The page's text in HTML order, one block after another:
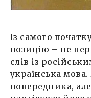
Із самого
позицію – не
слів із
українська
попередника,